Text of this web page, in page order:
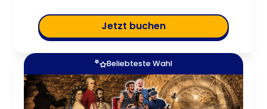
jetzt buchen
Beliebteste Wahl